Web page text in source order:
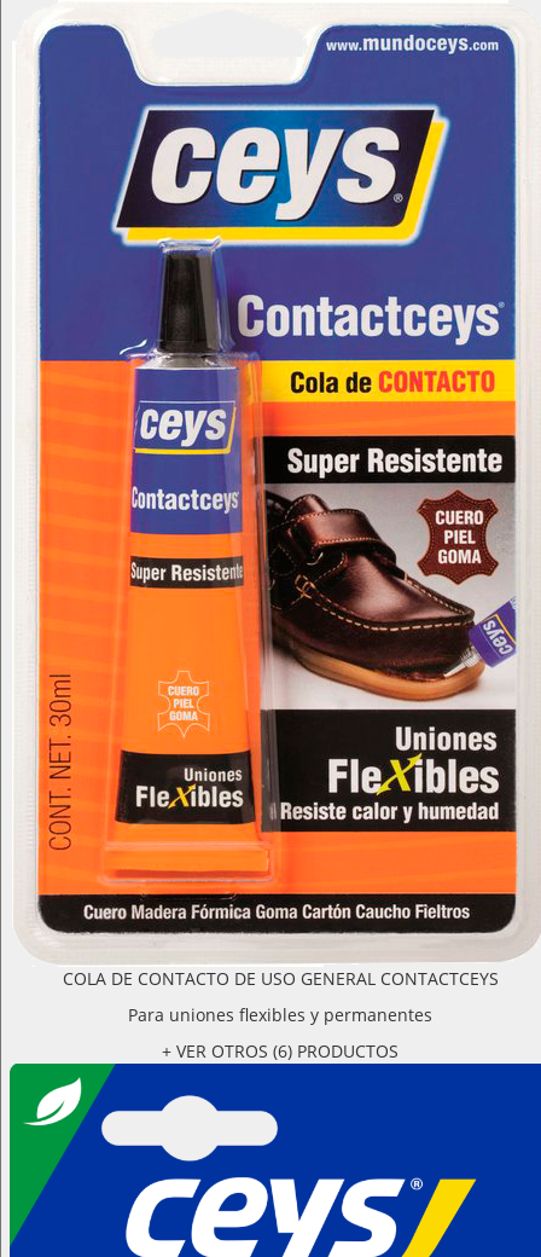
COLA DE CONTACTO DE USO GENERAL CONTACTCEYS
Para uniones flexibles y permanentes
+ VER OTROS (6) PRODUCTOS